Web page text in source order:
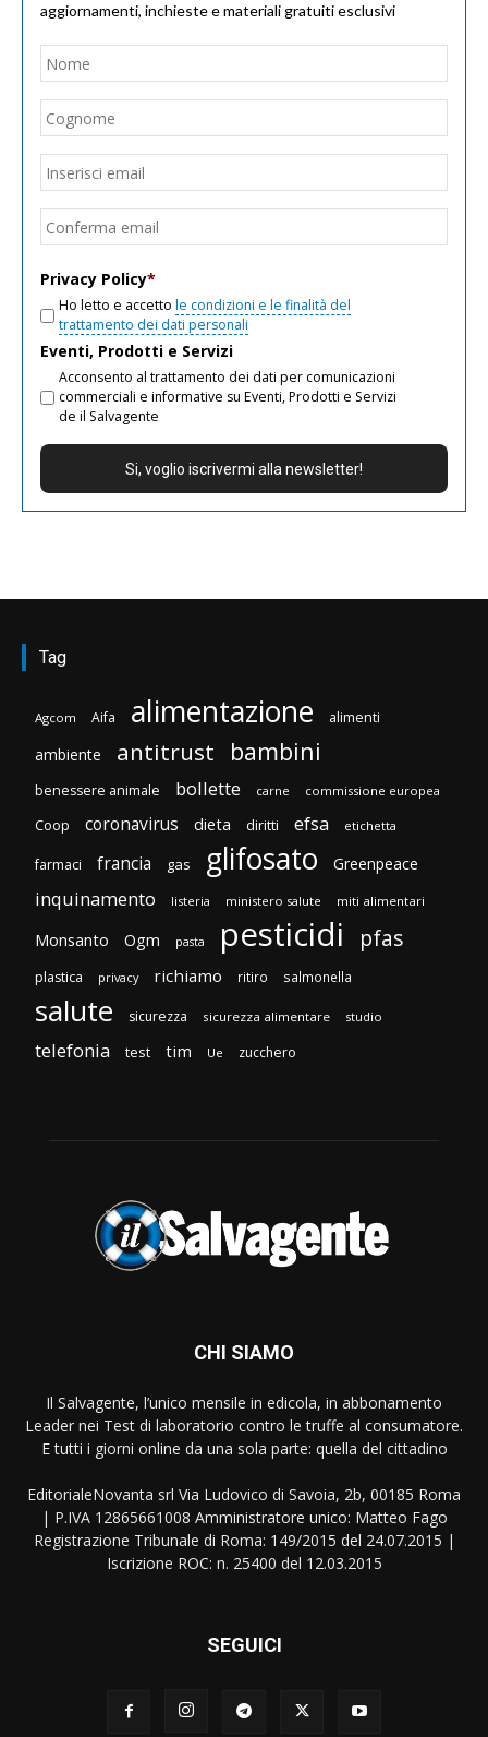
aggiornamenti, inchieste e materiali gratuiti esclusivi
Nome
Email
Privacy Policy*
Ho letto e accetto le condizioni e le finalità del
trattamento dei dati personali
Eventi, Prodotti e Servizi
Acconsento al trattamento dei dati per comunicazioni
commerciali e informative su Eventi, Prodotti e Servizi
de il Salvagente
Tag
Agcom Aifa alimentazione alimenti
ambiente antitrust bambini
benessere animale bollette carne commissione europea
Coop coronavirus dieta diritti efsa etichetta
farmaci francia gas glifosato Greenpeace
inquinamento listeria ministero salute miti alimentari
Monsanto Ogm pasta pesticidi pfas
plastica privacy richiamo ritiro salmonella
salute sicurezza sicurezza alimentare studio
telefonia test tim Ue zucchero
CHI SIAMO
Il Salvagente, l’unico mensile in edicola, in abbonamento
Leader nei Test di laboratorio contro le truffe al consumatore.
E tutti i giorni online da una sola parte: quella del cittadino
EditorialeNovanta srl Via Ludovico di Savoia, 2b, 00185 Roma
| P.IVA 12865661008 Amministratore unico: Matteo Fago
Registrazione Tribunale di Roma: 149/2015 del 24.07.2015 |
Iscrizione ROC: n. 25400 del 12.03.2015
SEGUICI